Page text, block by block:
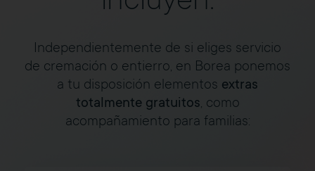
Independientemente de si eliges servicio
de cremación o entierro, en Borea ponemos
a tu disposición elementos extras
totalmente gratuitos, como
acompañamiento para familias: